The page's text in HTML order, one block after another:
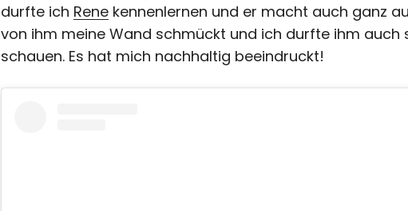
durfte ich Rene kennenlernen und er macht auch ganz
von ihm meine Wand schmückt und ich durfte ihm auch
schauen. Es hat mich nachhaltig beeindruckt!